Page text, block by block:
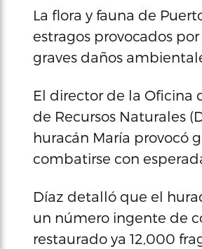
La flora y fauna de
estragos provocados
graves daños
El director de la Oficina
de Recursos Naturales
huracán María provocó
combatirse con
Díaz detalló que el
un número ingente de
restaurado ya 12,000